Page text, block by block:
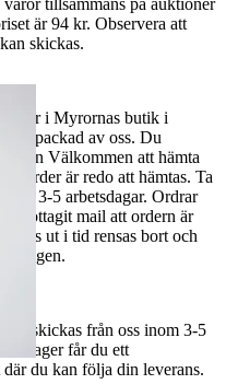
tillsammans på auktioner
är 94 kr. Observera att
skickas.
order i Myrornas butik i
packad av oss. Du
Välkommen att hämta
order är redo att hämtas. Ta
3-5 arbetsdagar. Ordrar
mottagit mail att ordern är
ut i tid rensas bort och
att skickas från oss inom 3-5
lager får du ett
du kan följa din leverans.